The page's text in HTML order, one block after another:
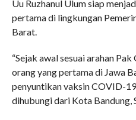
Uu Ruzhanul Ulum siap
pertama di lingkungan
Barat.
“Sejak awal sesuai arahan
orang yang pertama di Jawa
penyuntikan vaksin COVID-
dihubungi dari Kota